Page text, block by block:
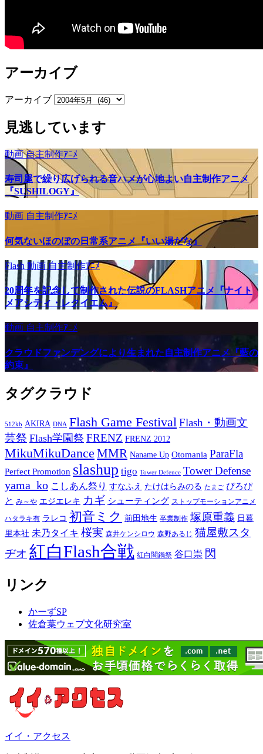
アーカイブ
アーカイブ
見逃しています
動画自主制作ｱﾆﾒ
寿司屋で繰り広げられる音ハメが心地よい自主制作アニメ
『SUSHILOGY』
動画 自主制作ｱﾆﾒ
何気ないほのぼの日常系アニメ『いい湯だな』
Flash 動画自主制作ｱﾆﾒ
20周年を記念して制作された伝説のFLASHアニメ『ナイト
メアシティ・レクイエム』
動画 自主制作ｱﾆﾒ
クラウドファンデングにより生まれた自主制作アニメ『藍の
約束』
タグクラウド
512kb AKIRA DNA Flash Game Festival Flash・動画文
芸祭 Flash学園祭 FRENZ FRENZ 2012
MikuMikuDance MMR Naname Up Otomania ParaFla
Perfect Promotion slashup tigo Tower Defence Tower Defense
yama_ko こしあん祭り すなふえ たけはらみのる たまご ぴろぴ
と み～や エジエレキ カギ シューティング ストップモーションアニメ
ハタラキ有 ラレコ 初音ミク 前田地生 卒業制作 塚原重義 日暮
里本社 未乃タイキ 桜実 森井ケンシロウ 森野あるじ 猫屋敷スタ
ヂオ 紅白Flash合戦 紅白闇鍋祭 谷口崇 閃
リンク
かーずSP
佐倉葉ウェブ文化研究室
イイ・アクセス